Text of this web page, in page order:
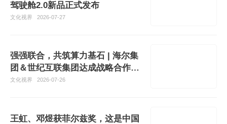
驾驶舱2.0新品正式发布
文化视界 2026-07-27
强强联合，共筑算力基石 | 海尔集
团＆世纪互联集团达成战略合作，
共建绿色低碳智算基础设施
文化视界 2026-07-26
王虹、邓煜获菲尔兹奖，这是中国